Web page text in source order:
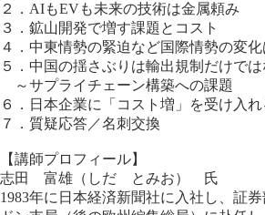
２．AIもEVも未来の技術は金属頼み
３．鉱山開発で増す課題とコスト
４．中東情勢の緊迫など国際情勢の変化
５．中国の揺さぶりは輸出規制だけでは
～サプライチェーン構築への課題
６．日本企業に「コスト増」を受け入
７．質疑応答／名刺交換
【講師プロフィール】
志田 富雄（しだ とみお） 氏
1983年に日本経済新聞社に入社し、証